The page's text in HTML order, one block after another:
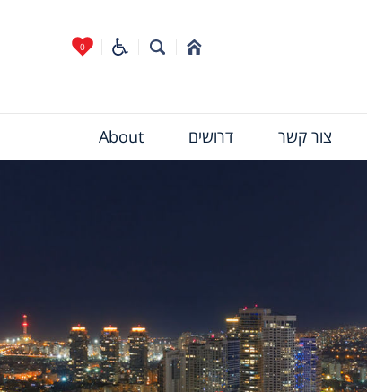
0
צור קשר דרושים About